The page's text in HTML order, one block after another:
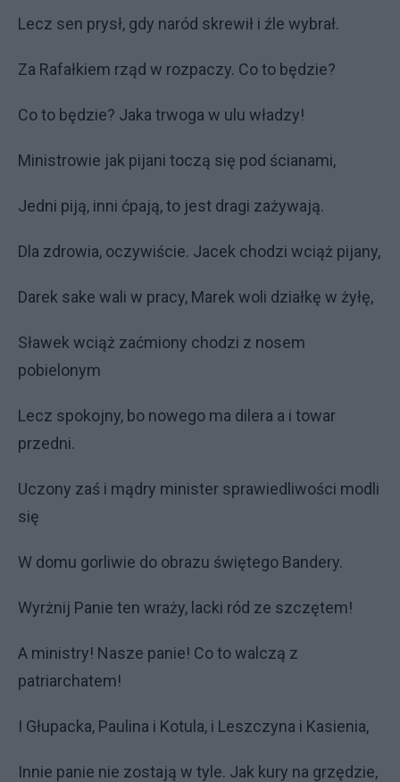
Lecz sen prysł, gdy naród skrewił i źle wybrał.
Za Rafałkiem rząd w rozpaczy. Co to będzie?
Co to będzie? Jaka trwoga w ulu władzy!
Ministrowie jak pijani toczą się pod ścianami,
Jedni piją, inni ćpają, to jest dragi zażywają.
Dla zdrowia, oczywiście. Jacek chodzi wciąż pijany,
Darek sake wali w pracy, Marek woli działkę w żyłę,
Sławek wciąż zaćmiony chodzi z nosem
pobielonym
Lecz spokojny, bo nowego ma dilera a i towar
przedni.
Uczony zaś i mądry minister sprawiedliwości modli
się
W domu gorliwie do obrazu świętego Bandery.
Wyrżnij Panie ten wraży, lacki ród ze szczętem!
A ministry! Nasze panie! Co to walczą z
patriarchatem!
I Głupacka, Paulina i Kotula, i Leszczyna i Kasienia,
Innie panie nie zostają w tyle. Jak kury na grzędzie,